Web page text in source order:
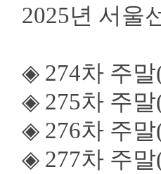
2025년 서울
◈ 274차 주말
◈ 275차 주말
◈ 276차 주말
◈ 277차 주말